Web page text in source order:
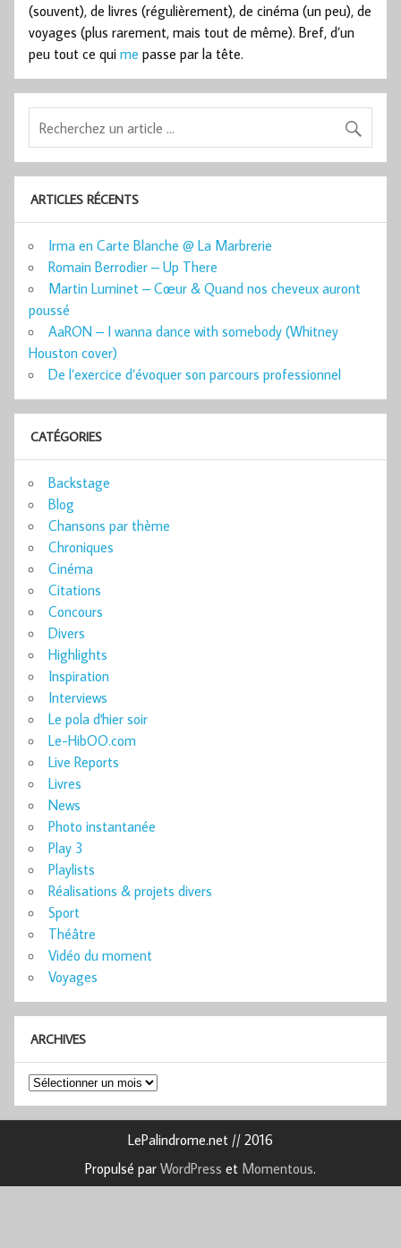
(souvent), de livres (régulièrement), de cinéma (un peu), de
voyages (plus rarement, mais tout de même). Bref, d’un
peu tout ce qui me passe par la tête.
ARTICLES RÉCENTS
Irma en Carte Blanche @ La Marbrerie
Romain Berrodier – Up There
Martin Luminet – Cœur & Quand nos cheveux auront
poussé
AaRON – I wanna dance with somebody (Whitney
Houston cover)
De l’exercice d’évoquer son parcours professionnel
CATÉGORIES
Backstage
Blog
Chansons par thème
Chroniques
Cinéma
Citations
Concours
Divers
Highlights
Inspiration
Interviews
Le pola d'hier soir
Le-HibOO.com
Live Reports
Livres
News
Photo instantanée
Play 3
Playlists
Réalisations & projets divers
Sport
Théâtre
Vidéo du moment
Voyages
ARCHIVES
Archives
LePalindrome.net // 2016
Propulsé par WordPress et Momentous.